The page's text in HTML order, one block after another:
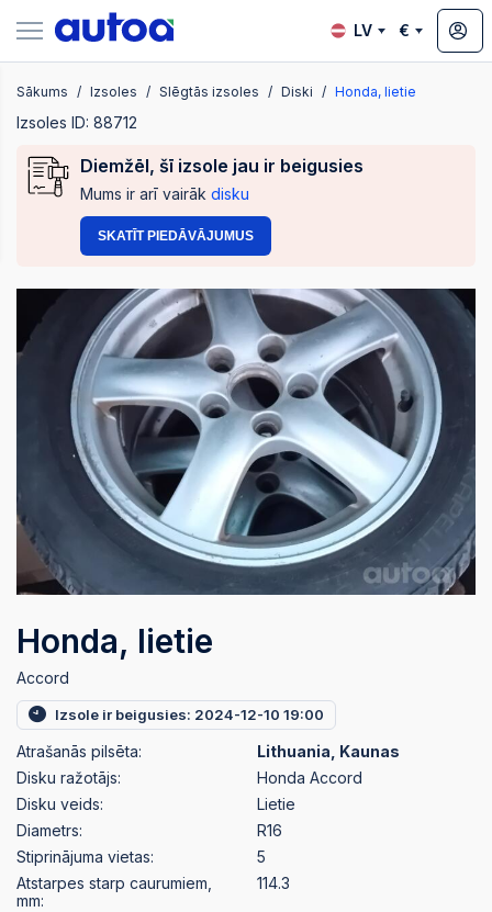
LV €
Sākums Izsoles Slēgtās izsoles Diski Honda, lietie
Izsoles ID: 88712
Diemžēl, šī izsole jau ir beigusies
Mums ir arī vairāk disku
SKATĪT PIEDĀVĀJUMUS
Honda, lietie
Accord
Izsole ir beigusies: 2024-12-10 19:00
Atrašanās pilsēta:
Lithuania, Kaunas
Disku ražotājs:
Honda Accord
Disku veids:
Lietie
Diametrs:
R16
Stiprinājuma vietas:
5
Atstarpes starp caurumiem,
mm:
114.3